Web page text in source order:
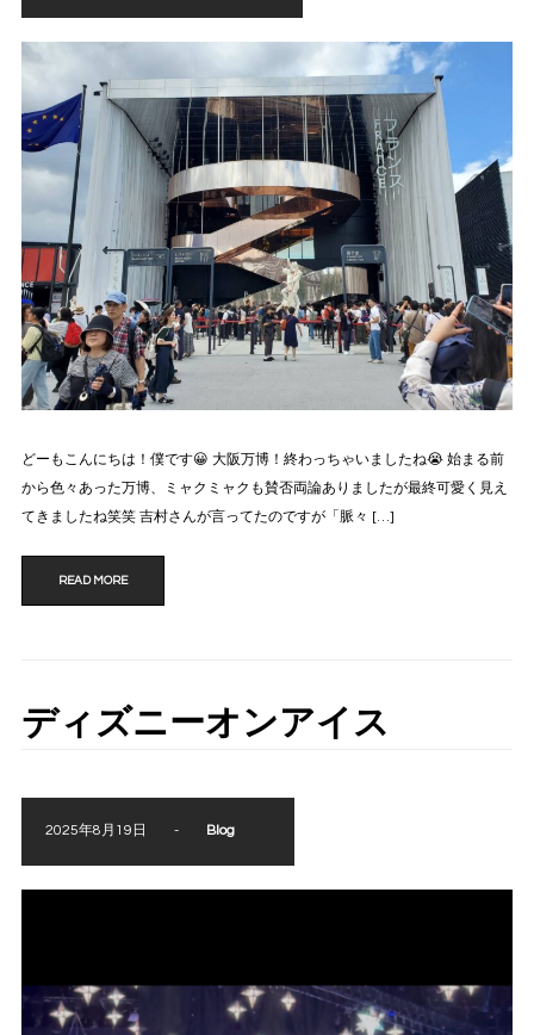
どーもこんにちは！僕です😀 大阪万博！終わっちゃいましたね😭 始まる前
から色々あった万博、ミャクミャクも賛否両論ありましたが最終可愛く見え
てきましたね笑笑 吉村さんが言ってたのですが「脈々 […]
READ MORE
ディズニーオンアイス
2025年8月19日 - Blog